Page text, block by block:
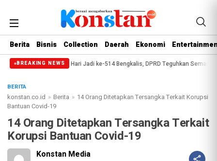
Berita Bisnis Collection Daerah Ekonomi
BREAKING NEWS
Paripurna Hari Jadi ke-514 Bengkalis, DPRD Teguhkan Semangat
BERITA
konstan.co.id » Berita » 14 Orang Ditetapkan Tersangka Terkait Korupsi
Bantuan Covid-19
14 Orang Ditetapkan Tersangka Terkait
Korupsi Bantuan Covid-19
Konstan Media